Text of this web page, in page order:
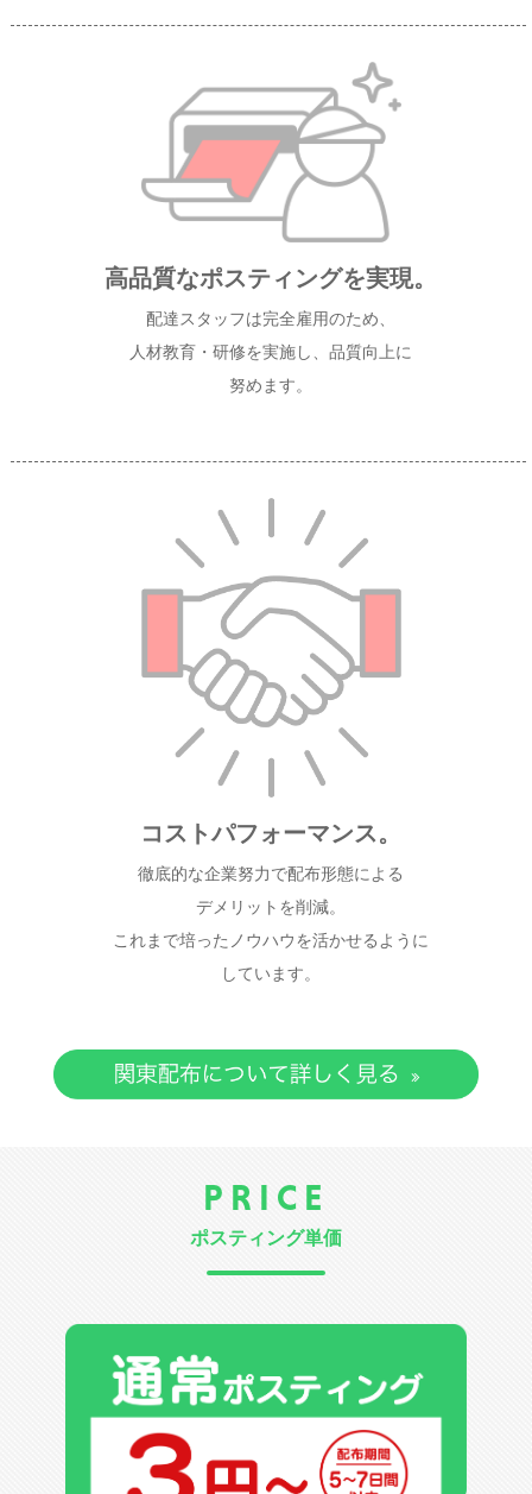
高品質なポスティングを実現。
配達スタッフは完全雇用のため、
人材教育・研修を実施し、品質向上に
努めます。
コストパフォーマンス。
徹底的な企業努力で配布形態による
デメリットを削減。
これまで培ったノウハウを活かせるように
しています。
PRICE
ポスティング単価